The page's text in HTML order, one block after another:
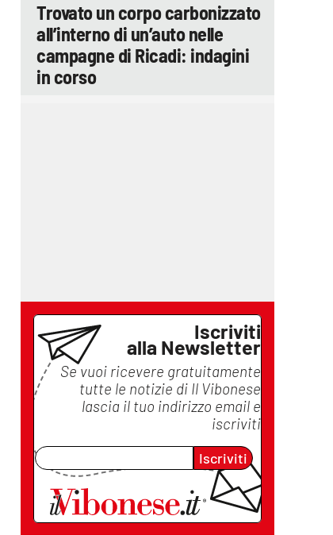
Trovato un corpo carbonizzato
all’interno di un’auto nelle
campagne di Ricadi: indagini
in corso
Iscriviti
alla Newsletter
Se vuoi ricevere gratuitamente
tutte le notizie di Il Vibonese
lascia il tuo indirizzo email e
iscriviti
Iscriviti